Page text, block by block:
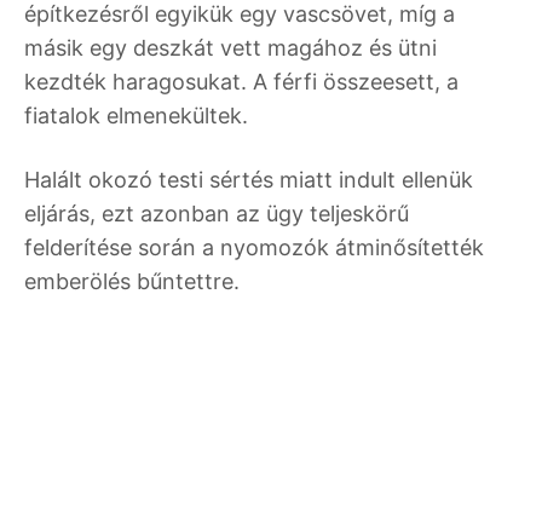
építkezésről egyikük egy vascsövet, míg a
másik egy deszkát vett magához és ütni
kezdték haragosukat. A férfi összeesett, a
fiatalok elmenekültek.
Halált okozó testi sértés miatt indult ellenük
eljárás, ezt azonban az ügy teljeskörű
felderítése során a nyomozók átminősítették
emberölés bűntettre.